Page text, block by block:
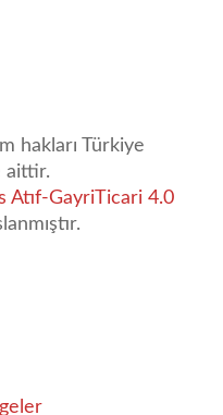
hakları Türkiye
aittir.
Atıf-GayriTicari 4.0